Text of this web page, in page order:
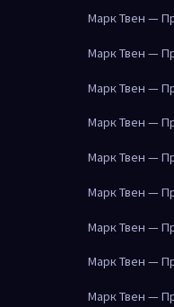
Марк Твен —
Марк Твен —
Марк Твен —
Марк Твен —
Марк Твен —
Марк Твен —
Марк Твен —
Марк Твен —
Марк Твен —